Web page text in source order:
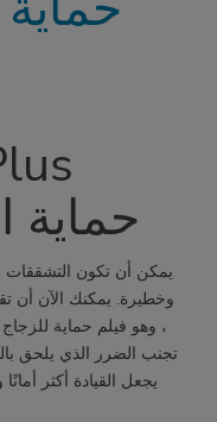
حماية
يمكن أن تكون التشققات
، وهو فيلم حماية
تجنب الضرر الذي يلحق
يجعل القيادة أكثر